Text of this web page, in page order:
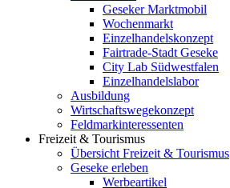
Geseker Marktmobil
Wochenmarkt
Einzelhandelskonzept
Fairtrade-Stadt Geseke
City Lab Südwestfalen
Einzelhandelslabor
Ausbildung
Wirtschaftswegekonzept
Feldmarkinteressenten
Freizeit & Tourismus
Übersicht Freizeit & Tourismus
Geseke erleben
Werbeartikel